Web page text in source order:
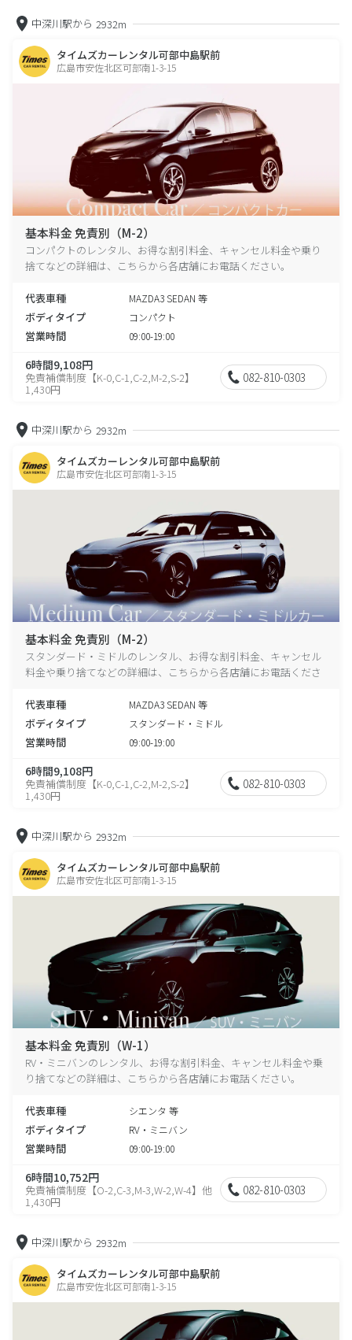
中深川駅から 2932m
タイムズカーレンタル可部中島駅前
広島市安佐北区可部南1-3-15
基本料金 免責別（M-2）
コンパクトのレンタル、お得な割引料金、キャンセル料金や乗り
捨てなどの詳細は、こちらから各店舗にお電話ください。
代表車種 MAZDA3 SEDAN 等
ボディタイプ コンパクト
営業時間 09:00-19:00
6時間9,108円
免責補償制度【K-0,C-1,C-2,M-2,S-2】
1,430円
082-810-0303
中深川駅から 2932m
タイムズカーレンタル可部中島駅前
広島市安佐北区可部南1-3-15
基本料金 免責別（M-2）
スタンダード・ミドルのレンタル、お得な割引料金、キャンセル
料金や乗り捨てなどの詳細は、こちらから各店舗にお電話くださ
代表車種
MAZDA3 SEDAN 等
ボディタイプ スタンダード・ミドル
営業時間 09:00-19:00
6時間9,108円
免責補償制度【K-0,C-1,C-2,M-2,S-2】
1,430円
082-810-0303
中深川駅から 2932m
タイムズカーレンタル可部中島駅前
広島市安佐北区可部南1-3-15
基本料金 免責別（W-1）
RV・ミニバンのレンタル、お得な割引料金、キャンセル料金や乗
り捨てなどの詳細は、こちらから各店舗にお電話ください。
代表車種 シエンタ 等
ボディタイプ RV・ミニバン
営業時間 09:00-19:00
6時間10,752円
免責補償制度【O-2,C-3,M-3,W-2,W-4】他
1,430円
082-810-0303
中深川駅から 2932m
タイムズカーレンタル可部中島駅前
広島市安佐北区可部南1-3-15